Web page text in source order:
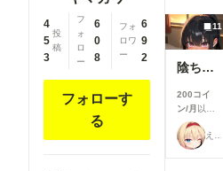
4
5
3
投
稿
フ
ォ
ロ
ー
6
0
8
フォ
ロワ
ー
6
9
2
フォローす
る
11
陰ちゃんに英才教育しよう！
200コイ
ン/月 以上
支援すると
見ることが
できます
えーてぃーえふ